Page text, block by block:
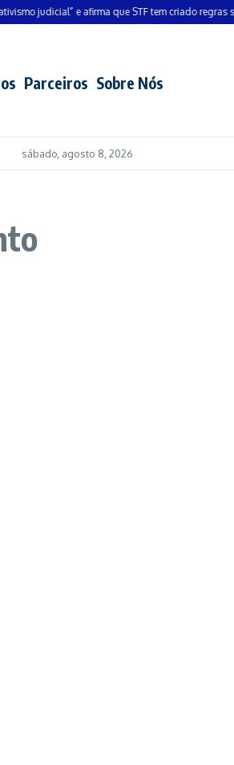
judicial” e afirma que STF tem criado regras sem
Parceiros Sobre Nós
sábado, agosto 8, 2026